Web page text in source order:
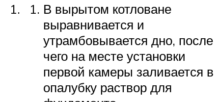
В вырытом котловане
выравнивается и
утрамбовывается дно, после
чего на месте установки
первой камеры заливается в
опалубку раствор для